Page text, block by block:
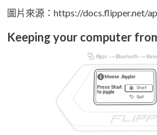
圖片來源：https://docs.flipper.net/
Keeping your computer